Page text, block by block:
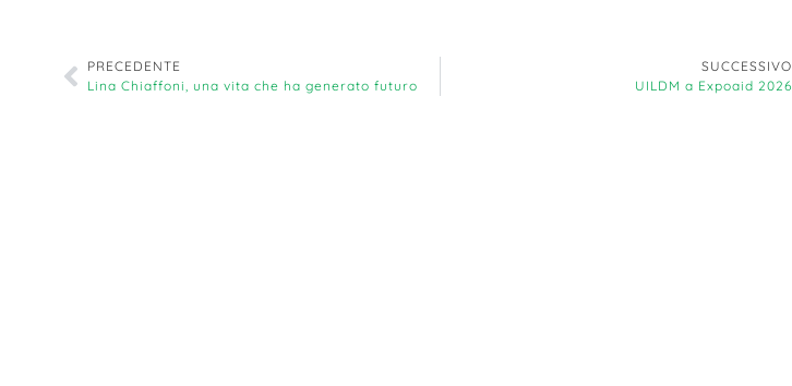
PRECEDENTE
Lina Chiaffoni, una vita che ha generato futuro
SUCCESSIVO
UILDM a Expoaid 2026